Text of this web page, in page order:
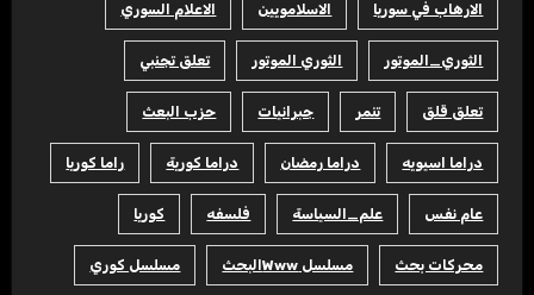
الارهاب في سوريا الاسلامويين الاعلام السوري
الثوري_الموتور الثوري الموتور تعلق تجنبي
تعلق قلق تنمر جبرانيات حزب البعث
دراما اسيويه دراما رمضان دراما كورية راما كوريا
عام نفس علم_السياسة فلسفه كوريا
محركات بحث مسلسل Wwwالبحث مسلسل كوري